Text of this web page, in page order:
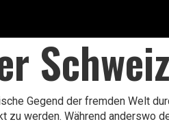
Schweiz
Gegend der fremden Welt
zu werden. Während anderswo